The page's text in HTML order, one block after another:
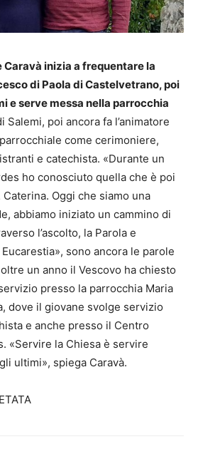
Caravà inizia a frequentare la
di Paola di Castelvetrano, poi
e serve messa nella parrocchia
Salemi, poi ancora fa l’animatore
come cerimoniere,
e catechista. «Durante un
ho conosciuto quella che è poi
Oggi che siamo una
abbiamo iniziato un cammino di
l’ascolto, la Parola e
Eucarestia», sono ancora le parole
un anno il Vescovo ha chiesto
presso la parrocchia Maria
dove il giovane svolge servizio
e anche presso il Centro
«Servire la Chiesa è servire
ultimi», spiega Caravà.